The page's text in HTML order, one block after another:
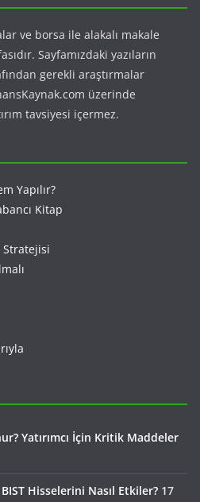
ve borsa ile alakalı makale
Sayfamızdaki yazıların
gerekli araştırmalar
üzerinde
tavsiyesi içermez.
Yapılır?
Kitap
Stratejisi
Yatırımcı İçin Kritik Maddeler
Hisselerini Nasıl Etkiler? 17